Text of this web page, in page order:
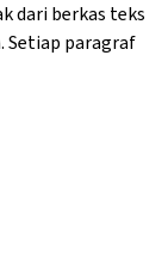
dari berkas teks
Setiap paragraf